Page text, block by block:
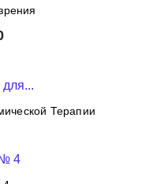
Терапии